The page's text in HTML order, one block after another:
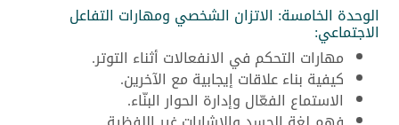
الوحدة الخامسة: الاتزان الشخصي ومهارات التفاعل
الاجتماعي:
مهارات التحكم في الانفعالات أثناء التوتر.
كيفية بناء علاقات إيجابية مع الآخرين.
الاستماع الفعّال وإدارة الحوار البنّاء.